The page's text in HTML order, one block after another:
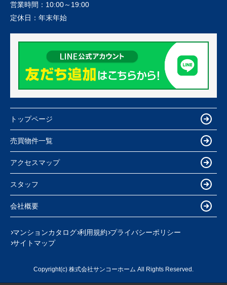
営業時間： 10:00～19:00
定休日： 年末年始
トップページ
売買物件一覧
アクセスマップ
スタッフ
会社概要
マンションカタログ 利用規約 プライバシーポリシー
サイトマップ
Copyright(c) 株式会社サンコーホーム All Rights Reserved.